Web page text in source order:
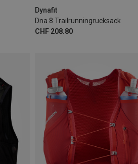
Dynafit
Dna 8 Trailrunningrucksack
CHF 208.80